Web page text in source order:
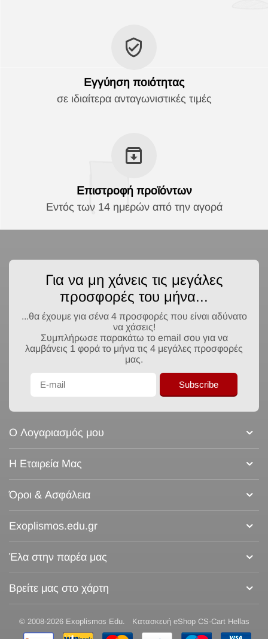
Εγγύηση ποιότητας
σε ιδιαίτερα ανταγωνιστικές τιμές
Επιστροφή προϊόντων
Εντός των 14 ημερών από την αγορά
Για να μη χάνεις τις μεγάλες
προσφορές του μήνα...
...θα έχουμε για σένα 4 προσφορές που είναι αδύνατο
να χάσεις!
Συμπλήρωσε παρακάτω το email σου για να
λαμβάνεις 1 φορά το μήνα τις 4 μεγάλες προσφορές
μας.
Subscribe
Ο Λογαριασμός μου
Η Εταιρεία Μας
Όροι & Ασφάλεια
Exoplismos.edu.gr
Έλα στην παρέα μας
Βρείτε μας στο χάρτη
© 2008-2026 Exoplismos Edu. Κατασκευή eShop CS-Cart Hellas